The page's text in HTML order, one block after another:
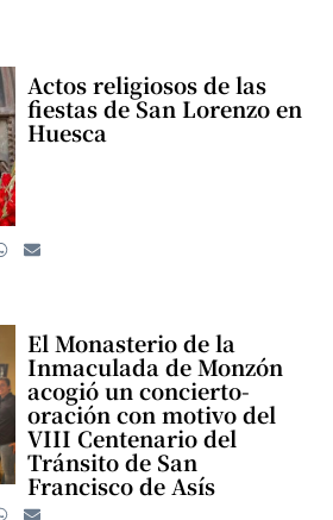
Actos religiosos de las
fiestas de San Lorenzo en
Huesca
El Monasterio de la
Inmaculada de Monzón
acogió un concierto-
oración con motivo del
VIII Centenario del
Tránsito de San
Francisco de Asís